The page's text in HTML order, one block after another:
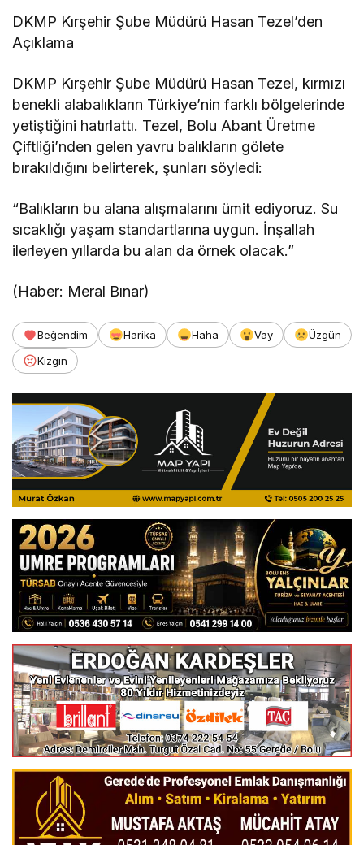
DKMP Kırşehir Şube Müdürü Hasan Tezel’den
Açıklama
DKMP Kırşehir Şube Müdürü Hasan Tezel, kırmızı
benekli alabalıkların Türkiye’nin farklı bölgelerinde
yetiştiğini hatırlattı. Tezel, Bolu Abant Üretme
Çiftliği’nden gelen yavru balıkların gölete
bırakıldığını belirterek, şunları söyledi:
“Balıkların bu alana alışmalarını ümit ediyoruz. Su
sıcaklığı yaşam standartlarına uygun. İnşallah
ilerleyen yıllarda bu alan da örnek olacak.”
(Haber: Meral Bınar)
Beğendim Harika Haha Vay
Üzgün
Kızgın